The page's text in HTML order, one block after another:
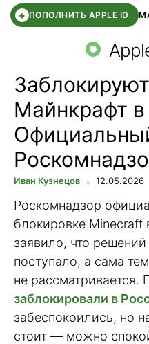
+ ПОПОЛНИТЬ APPLE ID
СБЕР КИДС ВТБ
Майнкрафт
Иван Кузнецов 12.05.2026
Роскомнадзор
блокировке
заявило, что
поступало, а сама
не рассматривается.
заблокировали в
забеспокоились, но
стоит — можно